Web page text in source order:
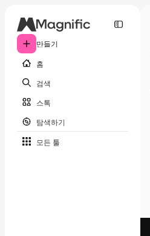
만들기
홈
검색
스톡
탐색하기
모든 툴